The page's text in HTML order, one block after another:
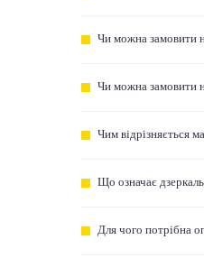
Чи можна замовити
Чи можна замовити
Чим відрізняється
Що означає
Для чого потрібна